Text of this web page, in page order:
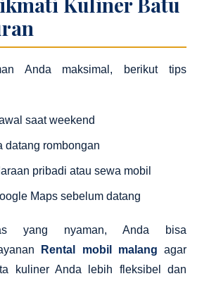
Anda maksimal, berikut tips
saat weekend
datang rombongan
pribadi atau sewa mobil
Maps sebelum datang
yang nyaman, Anda bisa
Rental mobil malang agar
kuliner Anda lebih fleksibel dan